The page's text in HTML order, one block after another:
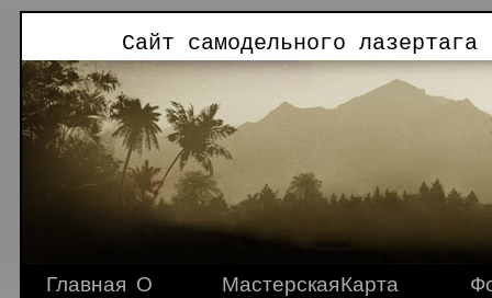
Сайт самодельного
Главная О
МастерскаяКарта